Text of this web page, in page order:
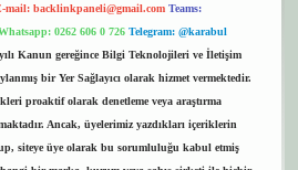
mail: backlinkpaneli@gmail.com Teams:
0262 606 0 726 Telegram: @karabul
Kanun gereğince Bilgi Teknolojileri ve İletişim
bir Yer Sağlayıcı olarak hizmet vermektedir.
proaktif olarak denetleme veya araştırma
Ancak, üyelerimiz yazdıkları içeriklerin
siteye üye olarak bu sorumluluğu kabul etmiş